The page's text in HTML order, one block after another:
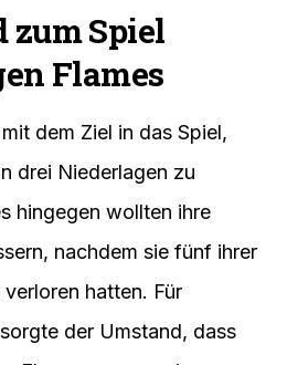
zum Spiel
Flames
dem Ziel in das Spiel,
drei Niederlagen zu
hingegen wollten ihre
nachdem sie fünf ihrer
hatten. Für
der Umstand, dass